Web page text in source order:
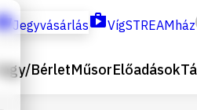
Jegyvásárlás VígSTREAMház
Jegy/BérletMűsorElőadások